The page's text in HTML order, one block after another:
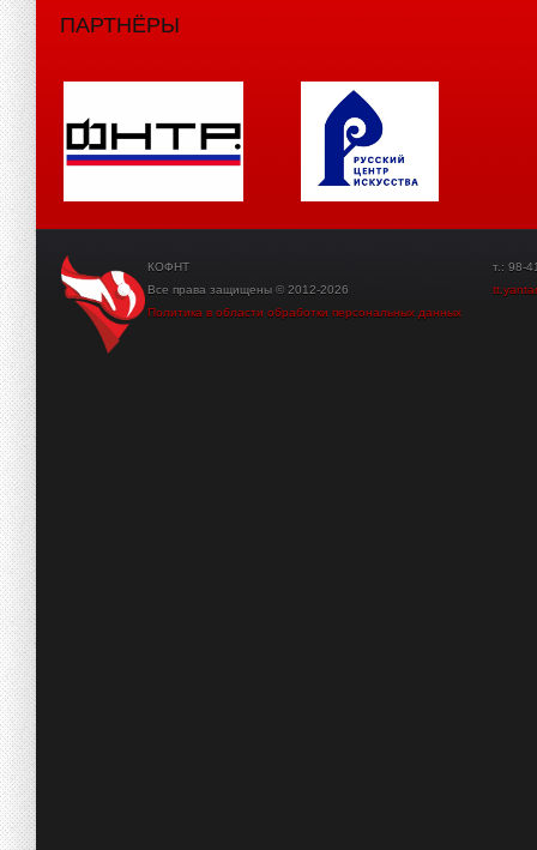
ПАРТНЁРЫ
КОФНТ
Все права защищены © 2012-2026
Политика в области обработки персональных данных
т.: 98-41-